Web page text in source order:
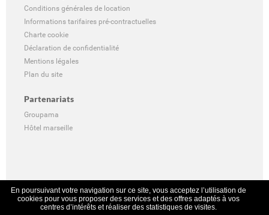
Conditions générales de location
Informations tarifaires pré-contractuelles
Charte cookie
Déclaration de confidentialité
Mentions légales
Plan du site
Partenariats
Groupama
Hôtel marseille
En poursuivant votre navigation sur ce site, vous acceptez l’utilisation de
cookies pour vous proposer des services et des offres adaptés à vos
centres d’intérêts et réaliser des statistiques de visites.